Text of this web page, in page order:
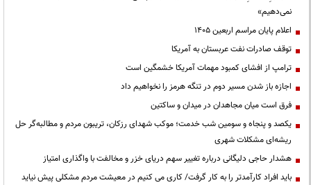
نمی‌دهیم»
اعلام پایان مراسم اربعین ۱۴۰۵
توقف صادرات نفت عربستان به آمریکا
ترامپ از افشای کمبود مهمات آمریکا خشمگین است
اجازه باز شدن مسیر دوم در تنگه هرمز را نخواهیم داد
فرق است میان مجاهدان در میدان و ساکتین
یکصد و پنجاه و سومین شب خدمت؛ موکب شهدای رزکان، تریبون مردم و مطالبه‌گر حل
ریشه‌ای مشکلات شهری
هشدار حاجی دلیگانی درباره تغییر سهم دریای خزر و مخالفت با واگذاری امتیاز
باید افراد کارآمدتر را به کار گرفت/ کاری می کنیم در معیشت مردم مشکلی پیش نیاید